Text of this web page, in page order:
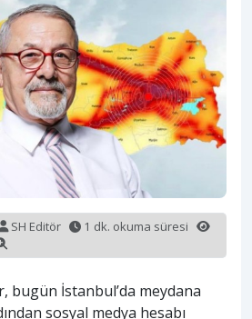
SH Editör
1 dk. okuma süresi
bugün İstanbul’da meydana
sosyal medya hesabı